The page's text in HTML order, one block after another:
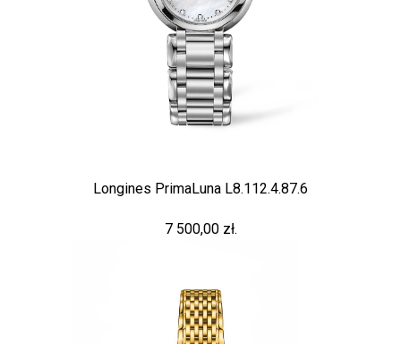
Longines PrimaLuna L8.112.4.87.6
7 500,00 zł.